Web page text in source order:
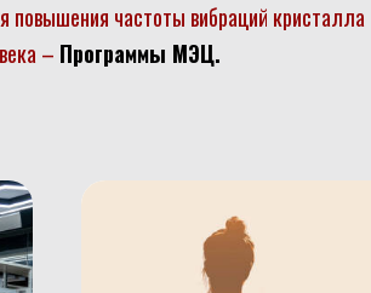
частоты вибраций кристалла
– Программы МЭЦ.